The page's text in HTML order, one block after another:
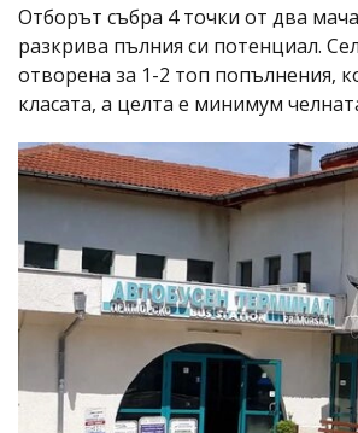
Отборът събра 4 точки от два
разкрива пълния си потенциал.
отворена за 1-2 топ попълнения,
класата, а целта е минимум